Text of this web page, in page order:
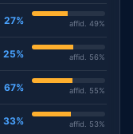
27% affid. 49%
25% affid. 56%
67% affid. 55%
33% affid. 53%